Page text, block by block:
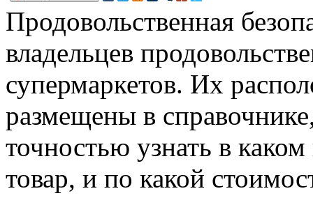
Продовольственная
владельцев
супермаркетов. Их
размещены в
точностью узнать в
товар, и по какой